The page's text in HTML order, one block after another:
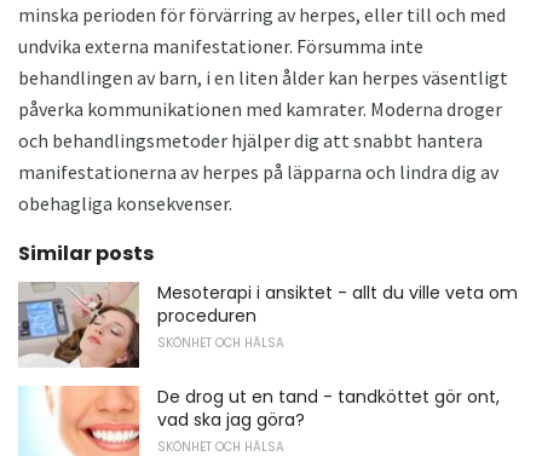
minska perioden för förvärring av herpes, eller till och med
undvika externa manifestationer. Försumma inte
behandlingen av barn, i en liten ålder kan herpes väsentligt
påverka kommunikationen med kamrater. Moderna droger
och behandlingsmetoder hjälper dig att snabbt hantera
manifestationerna av herpes på läpparna och lindra dig av
obehagliga konsekvenser.
Similar posts
Mesoterapi i ansiktet - allt du ville veta om
proceduren
SKÖNHET OCH HÄLSA
De drog ut en tand - tandköttet gör ont,
vad ska jag göra?
SKÖNHET OCH HÄLSA